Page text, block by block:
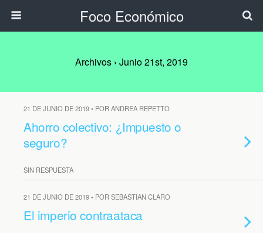
Foco Económico
Archivos › Junio 21st, 2019
21 DE JUNIO DE 2019 • POR ANDREA REPETTO
Ahorro colectivo: ¿Impuesto o
seguro?
SIN RESPUESTA
21 DE JUNIO DE 2019 • POR SEBASTIAN CLARO
El imperio contraataca